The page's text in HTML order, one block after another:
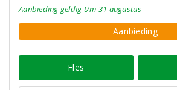
Aanbieding geldig t/m 31 augustus
Aanbieding
Fles